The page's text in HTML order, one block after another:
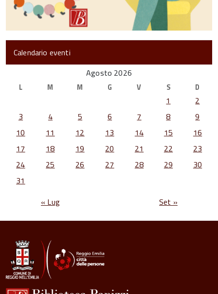
Calendario eventi
Agosto 2026
L M M G V S D
1
2
3
4 5 6 7 8
9
10
11 12 13 14 15
16
17
18 19 20 21 22
23
24
25 26 27 28 29
30
31
« Lug
Set »